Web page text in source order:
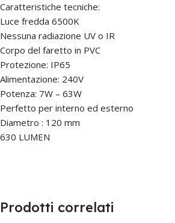
Caratteristiche tecniche:
Luce fredda 6500K
Nessuna radiazione UV o IR
Corpo del faretto in PVC
Protezione: IP65
Alimentazione: 240V
Potenza: 7W – 63W
Perfetto per interno ed esterno
Diametro : 120 mm
630 LUMEN
Prodotti correlati